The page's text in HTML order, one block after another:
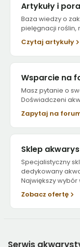
Artykuły i
Baza wiedzy o
pielęgnacji roślin,
Czytaj artykuły
Wsparcie na
Masz pytanie o
Doświadczeni
Zapytaj na
Sklep
Specjalistyczny
dedykowany
Największy wybór
Zobacz ofertę
Serwis